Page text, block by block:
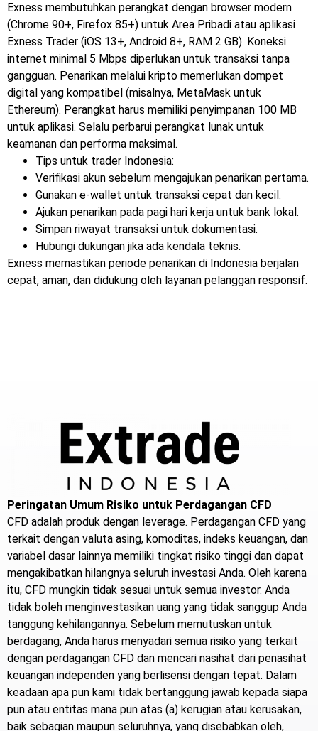
Exness membutuhkan perangkat dengan browser modern
(Chrome 90+, Firefox 85+) untuk Area Pribadi atau aplikasi
Exness Trader (iOS 13+, Android 8+, RAM 2 GB). Koneksi
internet minimal 5 Mbps diperlukan untuk transaksi tanpa
gangguan. Penarikan melalui kripto memerlukan dompet
digital yang kompatibel (misalnya, MetaMask untuk
Ethereum). Perangkat harus memiliki penyimpanan 100 MB
untuk aplikasi. Selalu perbarui perangkat lunak untuk
keamanan dan performa maksimal.
Tips untuk trader Indonesia:
Verifikasi akun sebelum mengajukan penarikan pertama.
Gunakan e-wallet untuk transaksi cepat dan kecil.
Ajukan penarikan pada pagi hari kerja untuk bank lokal.
Simpan riwayat transaksi untuk dokumentasi.
Hubungi dukungan jika ada kendala teknis.
Exness memastikan periode penarikan di Indonesia berjalan
cepat, aman, dan didukung oleh layanan pelanggan responsif.
Peringatan Umum Risiko untuk Perdagangan CFD
CFD adalah produk dengan leverage. Perdagangan CFD yang
terkait dengan valuta asing, komoditas, indeks keuangan, dan
variabel dasar lainnya memiliki tingkat risiko tinggi dan dapat
mengakibatkan hilangnya seluruh investasi Anda. Oleh karena
itu, CFD mungkin tidak sesuai untuk semua investor. Anda
tidak boleh menginvestasikan uang yang tidak sanggup Anda
tanggung kehilangannya. Sebelum memutuskan untuk
berdagang, Anda harus menyadari semua risiko yang terkait
dengan perdagangan CFD dan mencari nasihat dari penasihat
keuangan independen yang berlisensi dengan tepat. Dalam
keadaan apa pun kami tidak bertanggung jawab kepada siapa
pun atau entitas mana pun atas (a) kerugian atau kerusakan,
baik sebagian maupun seluruhnya, yang disebabkan oleh,